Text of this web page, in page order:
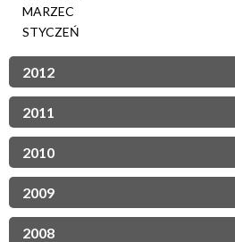
MARZEC
STYCZEŃ
2012
2011
2010
2009
2008